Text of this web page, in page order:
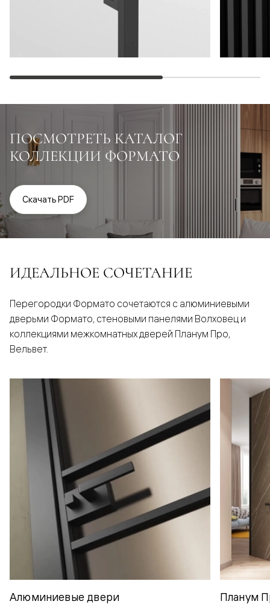
ПОСМОТРЕТЬ КАТАЛОГ
КОЛЛЕКЦИИ ФОРМАТО
Скачать PDF
ИДЕАЛЬНОЕ СОЧЕТАНИЕ
Перегородки Формато сочетаются с алюминиевыми
дверьми Формато, стеновыми панелями Волховец и
коллекциями межкомнатных дверей Планум Про,
Вельвет.
Алюминиевые двери Планум